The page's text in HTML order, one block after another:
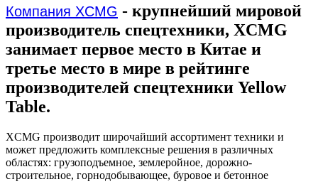
Компания XCMG - крупнейший мировой
производитель спецтехники, XCMG
занимает первое место в Китае и
третье место в мире в рейтинге
производителей спецтехники Yellow
Table.
XCMG производит широчайший ассортимент техники и
может предложить комплексные решения в различных
областях: грузоподъемное, землеройное, дорожно-
строительное, горнодобывающее, буровое и бетонное